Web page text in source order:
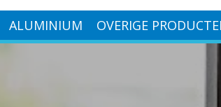
ALUMINIUM OVERIGE